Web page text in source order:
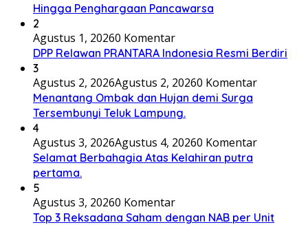
Hingga Penghargaan Pancawarsa
2
Agustus 1, 20260 Komentar
DPP Relawan PRANTARA Indonesia Resmi Berdiri
3
Agustus 2, 2026Agustus 2, 20260 Komentar
Menantang Ombak dan Hujan demi Surga
Tersembunyi Teluk Lampung.
4
Agustus 3, 2026Agustus 4, 20260 Komentar
Selamat Berbahagia Atas Kelahiran putra
pertama.
5
Agustus 3, 20260 Komentar
Top 3 Reksadana Saham dengan NAB per Unit